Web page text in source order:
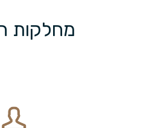
מחלקות